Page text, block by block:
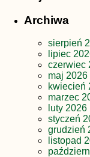
Archiwa
sierpień
lipiec
czerwiec
maj 2026
kwiecień
marzec
luty 2026
styczeń
grudzień
listopad